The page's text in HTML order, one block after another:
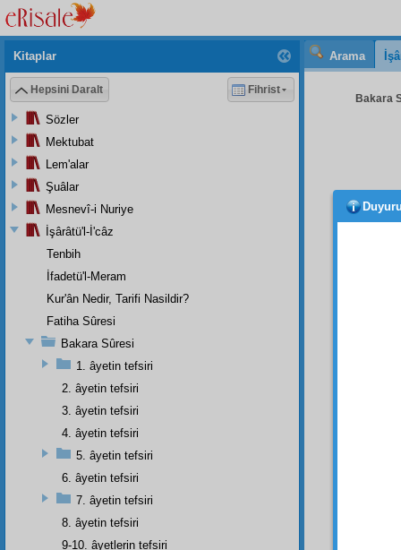
Arama
Bakara
geldi
Kitaplar
Hepsini Daralt Fihrist
Sözler
Mektubat
Lem'alar
Şuâlar
Mesnevî-i Nuriye
İşârâtü'l-İ'câz
Tenbih
İfadetü'l-Meram
Kur'ân Nedir, Tarifi Nasildir?
Fatiha Sûresi
Bakara Sûresi
1. âyetin tefsiri
2. âyetin tefsiri
3. âyetin tefsiri
4. âyetin tefsiri
5. âyetin tefsiri
6. âyetin tefsiri
7. âyetin tefsiri
8. âyetin tefsiri
9-10. âyetlerin tefsiri
Duyuru